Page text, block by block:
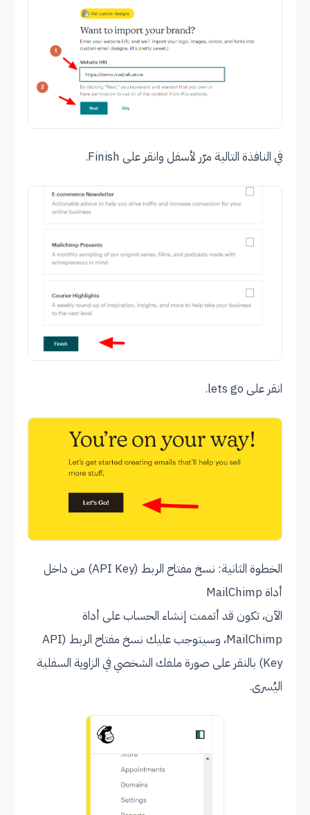
في النافذة التالية مرّر لأسفل وانقر على Finish.
انقر على lets go.
الخطوة الثانية: نسخ مفتاح الربط (API Key) من داخل
أداة MailChimp
الآن، تكون قد أتممت إنشاء الحساب على أداة
MailChimp، وسيتوجب عليك نسخ مفتاح الربط (API
Key) بالنقر على صورة ملفك الشخصي في الزاوية السفلية
اليُسرى.